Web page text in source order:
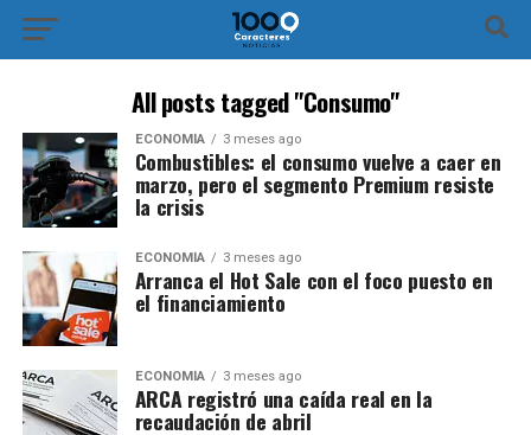
All posts tagged "Consumo"
ECONOMÍA 3 meses ago
Combustibles: el consumo vuelve a caer en
marzo, pero el segmento Premium resiste
la crisis
ECONOMÍA 3 meses ago
Arranca el Hot Sale con el foco puesto en
el financiamiento
ECONOMÍA 3 meses ago
ARCA registró una caída real en la
recaudación de abril